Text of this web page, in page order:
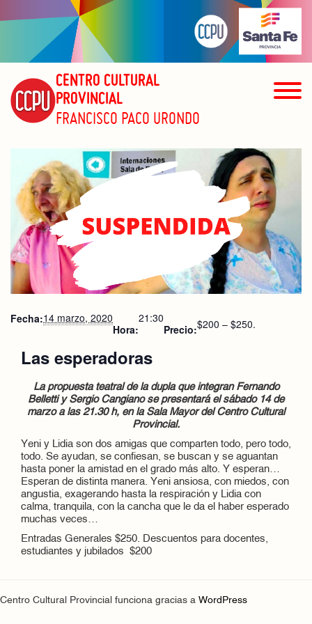
CENTRO CULTURAL
PROVINCIAL
FRANCISCO PACO URONDO
Fecha:14 marzo, 2020
Hora:
21:30
Precio:$200 – $250.
Las esperadoras
La propuesta teatral de la dupla que integran Fernando
Belletti y Sergio Cangiano se presentará el sábado 14 de
marzo a las 21.30 h, en la Sala Mayor del Centro Cultural
Provincial.
Yeni y Lidia son dos amigas que comparten todo, pero todo,
todo. Se ayudan, se confiesan, se buscan y se aguantan
hasta poner la amistad en el grado más alto. Y esperan…
Esperan de distinta manera. Yeni ansiosa, con miedos, con
angustia, exagerando hasta la respiración y Lidia con
calma, tranquila, con la cancha que le da el haber esperado
muchas veces…
Entradas Generales $250. Descuentos para docentes,
estudiantes y jubilados $200
Centro Cultural Provincial funciona gracias a WordPress